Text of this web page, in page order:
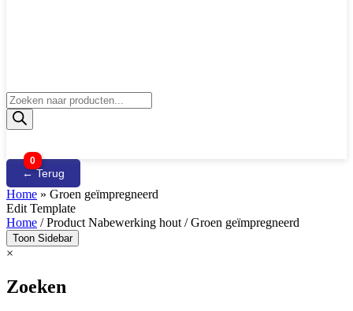
Producten
zoeken
0
← Terug
Home » Groen geïmpregneerd
Edit Template
Home / Product Nabewerking hout / Groen geïmpregneerd
Toon Sidebar
×
Zoeken